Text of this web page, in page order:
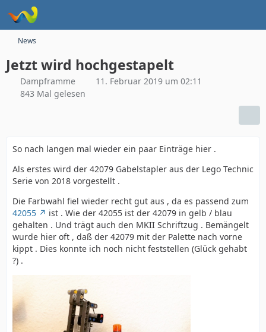
News
Jetzt wird hochgestapelt
Dampframme
11. Februar 2019 um 02:11
843 Mal gelesen
So nach langen mal wieder ein paar Einträge hier .
Als erstes wird der 42079 Gabelstapler aus der Lego Technic
Serie von 2018 vorgestellt .
Die Farbwahl fiel wieder recht gut aus , da es passend zum
42055
ist . Wie der 42055 ist der 42079 in gelb / blau
gehalten . Und trägt auch den MKII Schriftzug . Bemängelt
wurde hier oft , daß der 42079 mit der Palette nach vorne
kippt . Dies konnte ich noch nicht feststellen (Glück gehabt
?) .